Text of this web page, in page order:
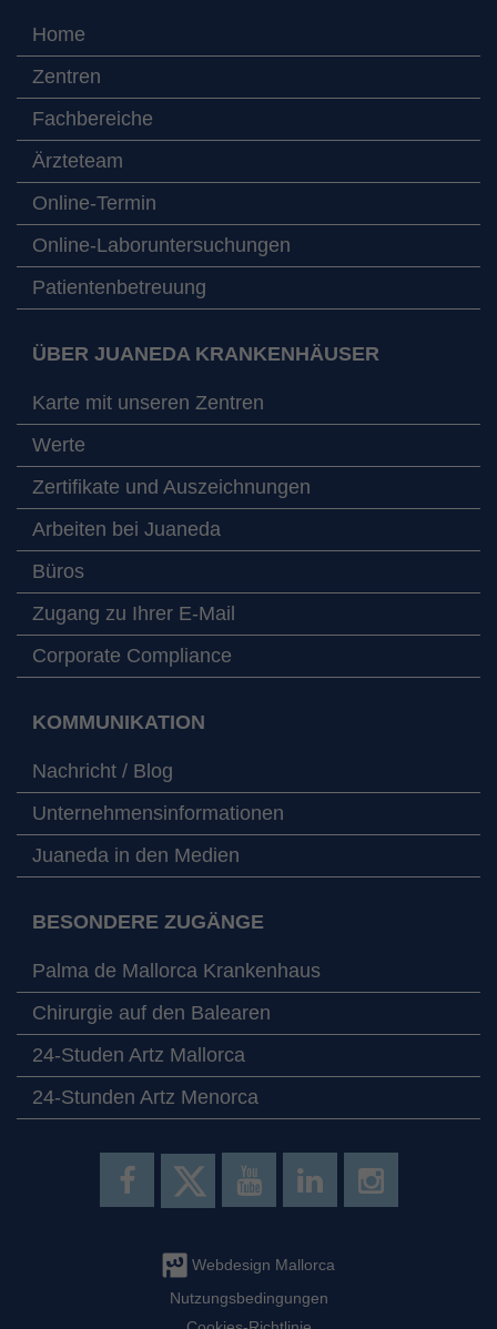
Home
Zentren
Fachbereiche
Ärzteteam
Online-Termin
Online-Laboruntersuchungen
Patientenbetreuung
ÜBER JUANEDA KRANKENHÄUSER
Karte mit unseren Zentren
Werte
Zertifikate und Auszeichnungen
Arbeiten bei Juaneda
Büros
Zugang zu Ihrer E-Mail
Corporate Compliance
KOMMUNIKATION
Nachricht / Blog
Unternehmensinformationen
Juaneda in den Medien
BESONDERE ZUGÄNGE
Palma de Mallorca Krankenhaus
Chirurgie auf den Balearen
24-Studen Artz Mallorca
24-Stunden Artz Menorca
Webdesign Mallorca
Nutzungsbedingungen